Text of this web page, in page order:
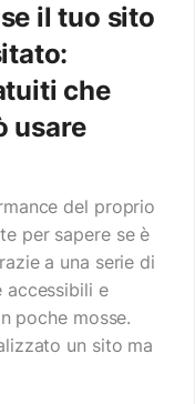
il tuo sito
che
usare
del proprio
per sapere se è
a una serie di
accessibili e
poche mosse.
un sito ma